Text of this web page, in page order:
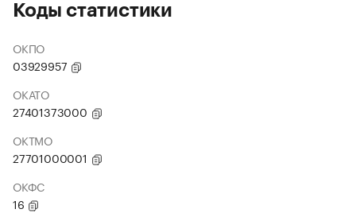
Коды статистики
ОКПО
03929957
ОКАТО
27401373000
ОКТМО
27701000001
ОКФС
16